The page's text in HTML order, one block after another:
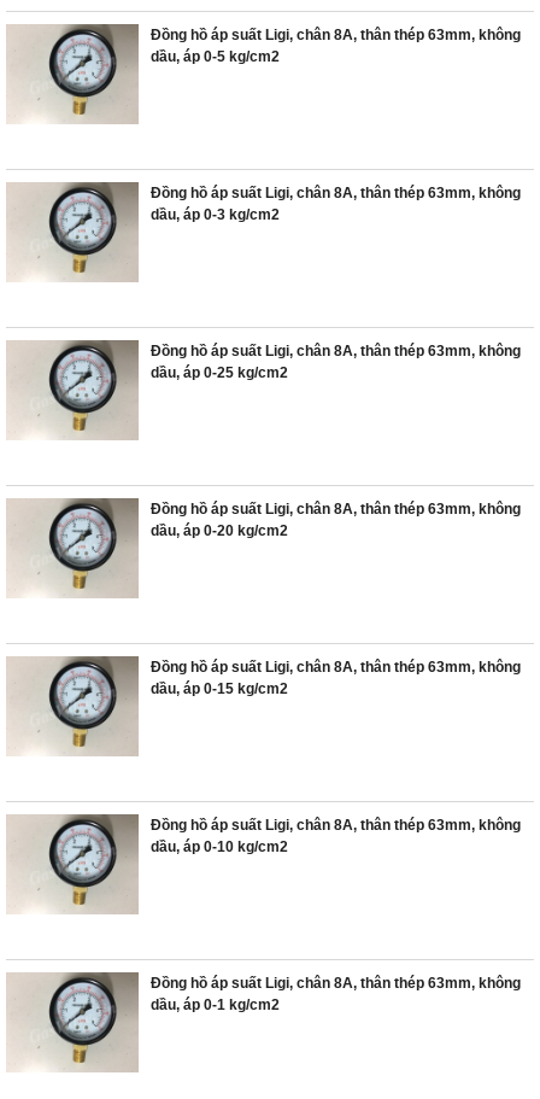
Đồng hồ áp suất Ligi, chân 8A, thân thép 63mm, không
dầu, áp 0-5 kg/cm2
Đồng hồ áp suất Ligi, chân 8A, thân thép 63mm, không
dầu, áp 0-3 kg/cm2
Đồng hồ áp suất Ligi, chân 8A, thân thép 63mm, không
dầu, áp 0-25 kg/cm2
Đồng hồ áp suất Ligi, chân 8A, thân thép 63mm, không
dầu, áp 0-20 kg/cm2
Đồng hồ áp suất Ligi, chân 8A, thân thép 63mm, không
dầu, áp 0-15 kg/cm2
Đồng hồ áp suất Ligi, chân 8A, thân thép 63mm, không
dầu, áp 0-10 kg/cm2
Đồng hồ áp suất Ligi, chân 8A, thân thép 63mm, không
dầu, áp 0-1 kg/cm2